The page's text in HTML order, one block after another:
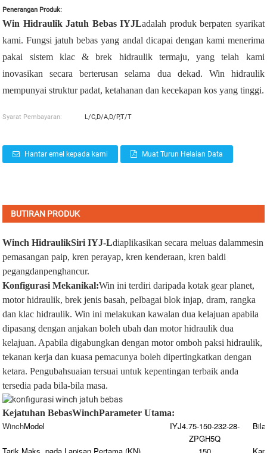
Penerangan Produk:
Win Hidraulik Jatuh Bebas IYJLadalah produk berpaten syarikat
kami. Fungsi jatuh bebas yang andal dicapai dengan kami menerima
pakai sistem klac & brek hidraulik termaju, yang telah kami
inovasikan secara berterusan selama dua dekad. Win hidraulik
mempunyai struktur padat, ketahanan dan kecekapan kos yang tinggi.
Syarat Pembayaran: L/C,D/A,D/P,T/T
Hantar emel kepada kami Muat Turun Helaian Data
BUTIRAN PRODUK
Winch HidraulikSiri IYJ-Ldiaplikasikan secara meluas dalammesin
pemasangan paip,kren perayap,kren kenderaan,kren baldi
pegangdanpenghancur.
Konfigurasi Mekanikal:Win ini terdiri daripada kotak gear planet,
motor hidraulik, brek jenis basah, pelbagai blok injap, dram, rangka
dan klac hidraulik. Win ini melakukan kawalan dua kelajuan apabila
dipasang dengan anjakan boleh ubah dan motor hidraulik dua
kelajuan. Apabila digabungkan dengan motor omboh paksi hidraulik,
tekanan kerja dan kuasa pemacunya boleh dipertingkatkan dengan
ketara. Pengubahsuaian tersuai untuk kepentingan terbaik anda
tersedia pada bila-bila masa.
Kejatuhan BebasWinchParameter Utama:
WinchModel
IYJ4.75-150-232-28-
ZPGH5Q